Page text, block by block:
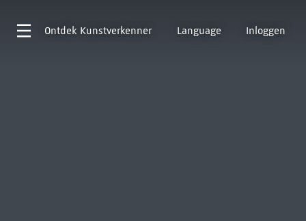
Ontdek Kunstverkenner Language Inloggen